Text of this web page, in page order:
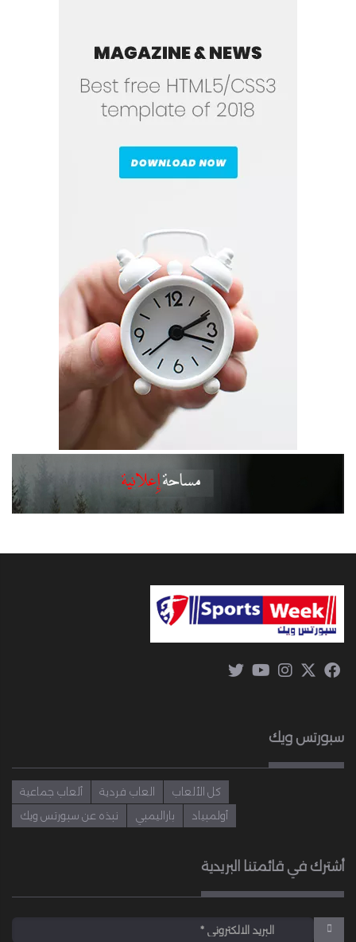
سبورتس ويك
ألعاب جماعية العاب فردية
كل الألعاب
نبذه عن سبورتس ويك
باراليمبي أولمبياد
أشترك في قائمتنا البريدية